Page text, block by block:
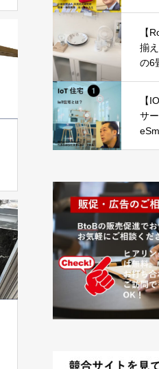
【
揃
の6
【
サ